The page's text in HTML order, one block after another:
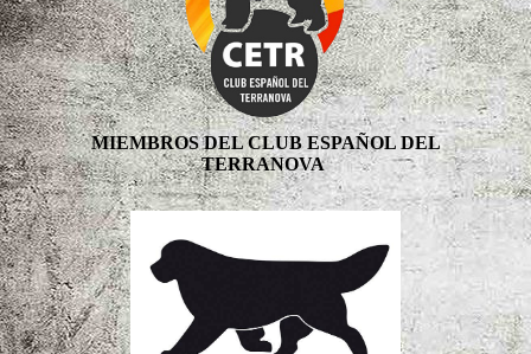
MIEMBROS DEL CLUB ESPAÑOL DEL
TERRANOVA